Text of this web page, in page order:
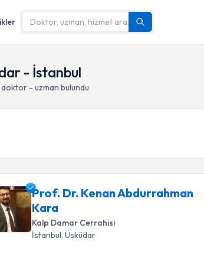
- İstanbul
- uzman bulundu
Prof. Dr. Kenan Abdurrahman
Kara
Kalp Damar Cerrahisi
İstanbul, Üsküdar